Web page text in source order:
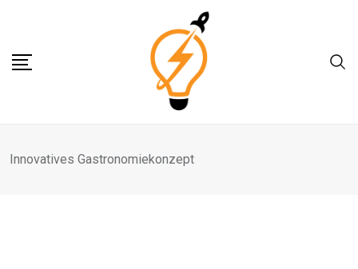
content
Innovatives Gastronomiekonzept